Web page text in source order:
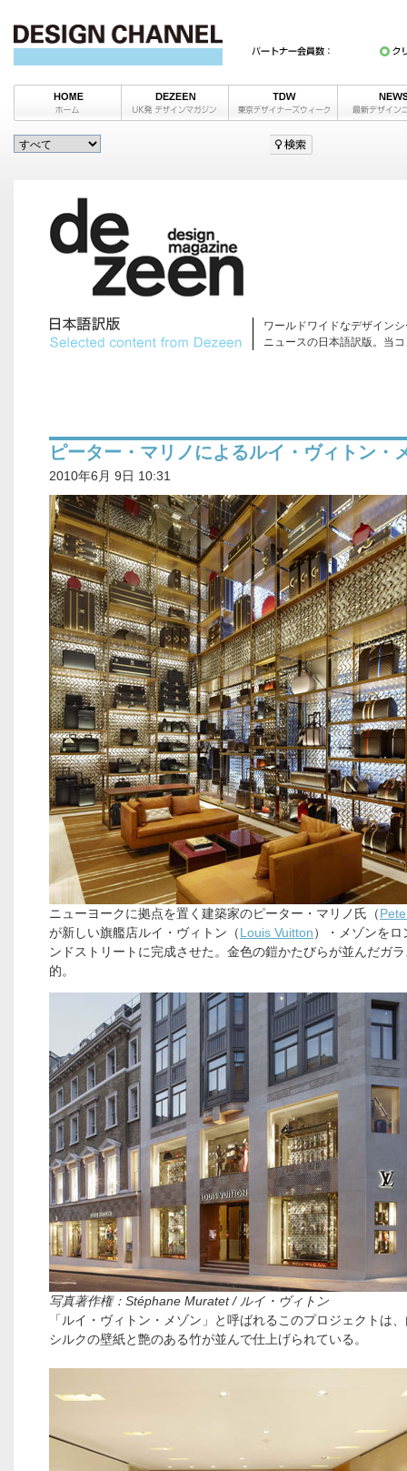
ワールドワイドなデザイン
ニュースの日本語訳版。当
ピーター・マリノによるルイ・ヴィトン・
2010年6月 9日 10:31
ニューヨークに拠点を置く建築家のピーター・マリノ氏（
が新しい旗艦店ルイ・ヴィトン（Louis Vuitton）・メゾンをロ
ンドストリートに完成させた。金色の鎧かたびらが並んだガ
的。
写真著作権：Stéphane Muratet / ルイ・ヴィトン
「ルイ・ヴィトン・メゾン」と呼ばれるこのプロジェクトは
シルクの壁紙と艶のある竹が並んで仕上げられている。